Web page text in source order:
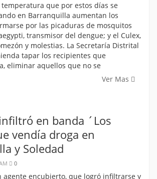
temperatura que por estos días se
en Barranquilla aumentan los
por las picaduras de mosquitos
transmisor del dengue; y el Culex,
y molestias. La Secretaría Distrital
tapar los recipientes que
eliminar aquellos que no se
Ver Mas
en banda ´Los
vendía droga en
y Soledad
0
agente encubierto, que logró infiltrarse y